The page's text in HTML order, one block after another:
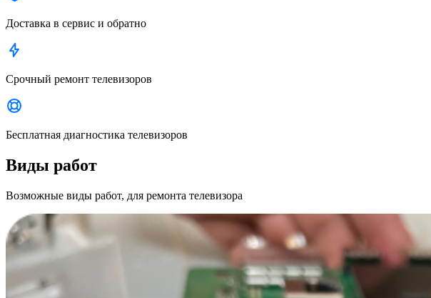
Доставка в сервис и обратно
Срочный ремонт телевизоров
Бесплатная диагностика телевизоров
Виды работ
Возможные виды работ, для ремонта телевизора